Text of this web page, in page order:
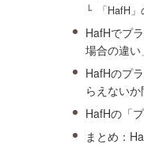
「HafH
HafHでプ
場合の違い
HafHのプ
らえない
HafHの「
まとめ：